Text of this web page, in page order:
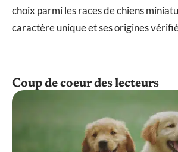
choix parmi les races de chiens
caractère unique et ses origines
Coup de coeur des lecteurs